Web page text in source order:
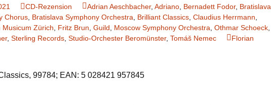
CD-Rezension Adrian Aeschbacher, Adriano Bernadett Fodor, Bratislava
Chorus Bratislava Symphony Orchestra Brilliant Classics Claudius Herrmann
Musicum Zürich
Fritz Brun Guild Moscow Symphony Orchestra Othmar Schoeck
, Sterling Records Studio-Orchester Beromünster, Tomáš Nemec
Florian
99784; EAN: 5 028421 957845